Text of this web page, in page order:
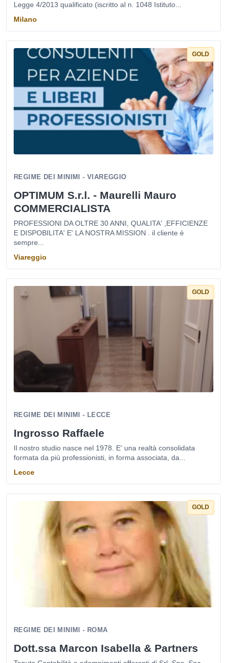
Legge 4/2013 qualificato (iscritto al n. 1048 Istituto...
Milano
GOLD
REGIME DEI MINIMI - VIAREGGIO
OPTIMUM S.r.l. - Maurelli Mauro
COMMERCIALISTA
PROFESSIONI DA OLTRE 30 ANNI, QUALITA' ,EFFICIENZE
E DISPOBILITA' E' LA NOSTRA MISSION . il cliente è
sempre...
Viareggio
GOLD
REGIME DEI MINIMI - LECCE
Ingrosso Raffaele
Il nostro studio nasce nel 1978. E' una realtà consolidata
formata da più professionisti, in forma associata, da...
Lecce
GOLD
REGIME DEI MINIMI - ROMA
Dott.ssa Marcon Isabella & Partners